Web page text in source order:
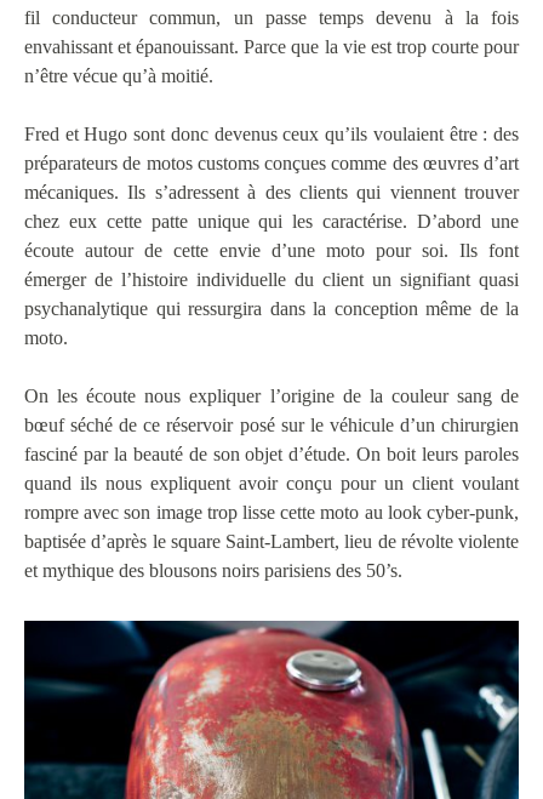
fil conducteur commun, un passe temps devenu à la fois
envahissant et épanouissant. Parce que la vie est trop courte pour
n’être vécue qu’à moitié.
Fred et Hugo sont donc devenus ceux qu’ils voulaient être : des
préparateurs de motos customs conçues comme des œuvres d’art
mécaniques. Ils s’adressent à des clients qui viennent trouver
chez eux cette patte unique qui les caractérise. D’abord une
écoute autour de cette envie d’une moto pour soi. Ils font
émerger de l’histoire individuelle du client un signifiant quasi
psychanalytique qui ressurgira dans la conception même de la
moto.
On les écoute nous expliquer l’origine de la couleur sang de
bœuf séché de ce réservoir posé sur le véhicule d’un chirurgien
fasciné par la beauté de son objet d’étude. On boit leurs paroles
quand ils nous expliquent avoir conçu pour un client voulant
rompre avec son image trop lisse cette moto au look cyber-punk,
baptisée d’après le square Saint-Lambert, lieu de révolte violente
et mythique des blousons noirs parisiens des 50’s.